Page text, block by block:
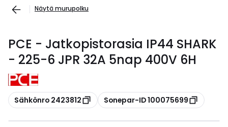
Näytä murupolku
PCE - Jatkopistorasia IP44 SHARK
- 225-6 JPR 32A 5nap 400V 6H
Kopioi
Sähkönro 2423812 Kopioi
Sonepar-ID 100075699